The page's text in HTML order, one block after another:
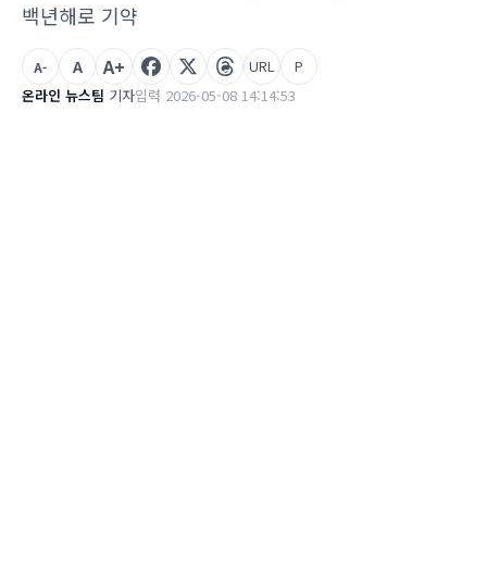
백년해로 기약
온라인 뉴스팀 기자입력 2026-05-08 14:14:53
A- A A+ URL P